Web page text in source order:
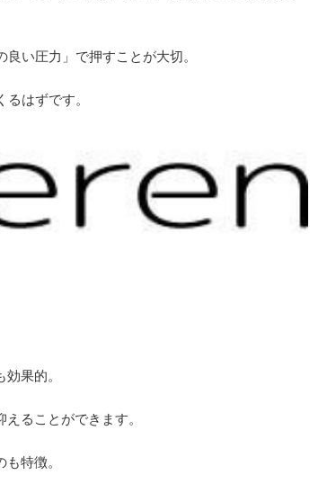
い圧力」で押すことが大切。
はずです。
果的。
ることができます。
特徴。